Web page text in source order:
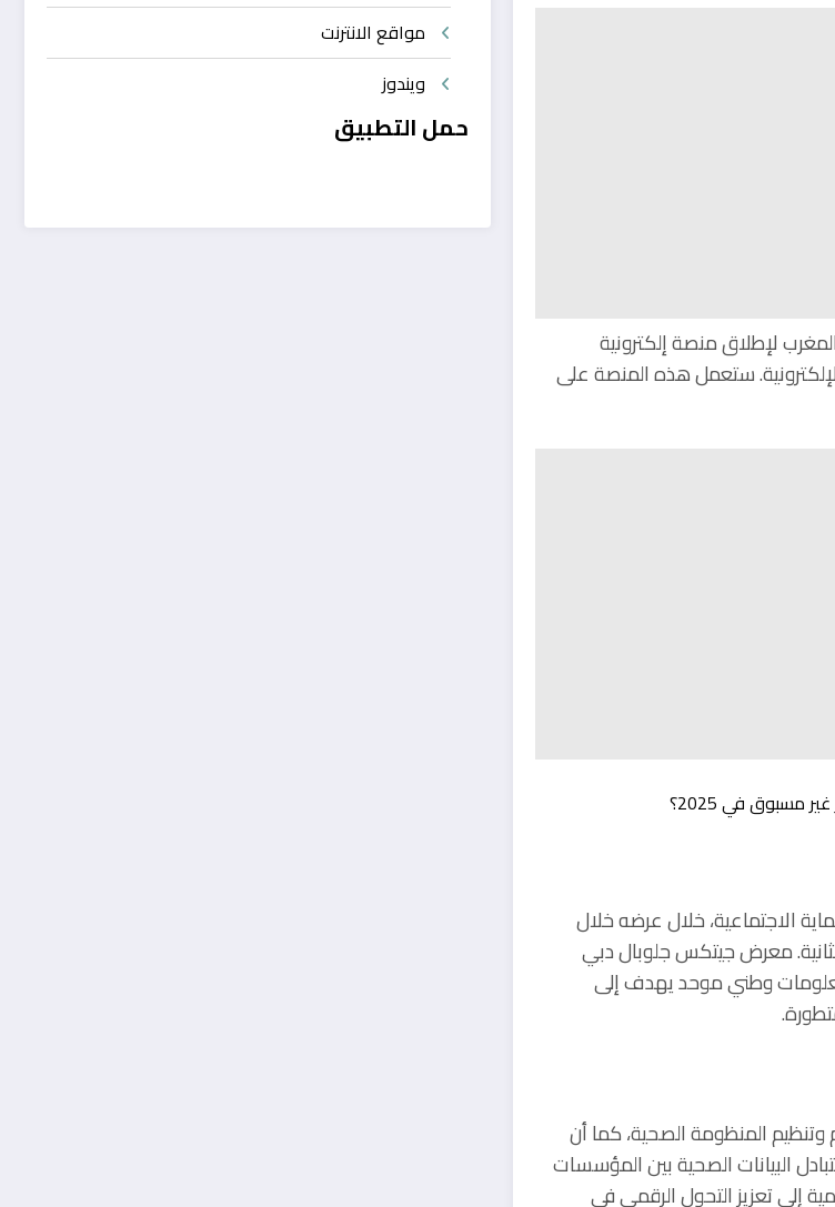
لإطلاق منصة إلكترونية
ستعمل هذه المنصة على
الاجتماعية، خلال عرضه خلال
معرض جيتكس جلوبال دبي
معلومات وطني موحد يهدف إلى
المنظومة الصحية، كما أن
البيانات الصحية بين المؤسسات
إلى تعزيز التحول الرقمي في
مواقع الانترنت
ويندوز
حمل التطبيق